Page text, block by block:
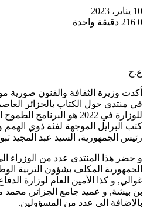
10 يناير، 2023
0
دقيقة واحدة
ع.ح
أكدت وزيرة الثقافة والفنون صورية
في منتدى حول الكتاب بالجزائر
للوزارة في 2022 هو
كتب البرايل الموجهة لفئة ذوي
رئيس الجمهورية، السيد عبد المجيد
و حضر هذا المنتدى عدد من الوزراء
الجمهورية المكلف بشؤون التربية
غوالي, و كذا الأمين العام لوزارة
بن بيشة, و عميد جامع الجزائر,
بالإضافة الى عدد من المسؤولين.